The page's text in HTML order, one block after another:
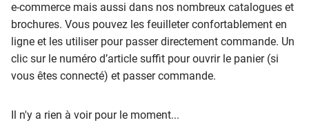
e-commerce mais aussi dans nos nombreux catalogues et
brochures. Vous pouvez les feuilleter confortablement en
ligne et les utiliser pour passer directement commande. Un
clic sur le numéro d’article suffit pour ouvrir le panier (si
vous êtes connecté) et passer commande.
Il n'y a rien à voir pour le moment...